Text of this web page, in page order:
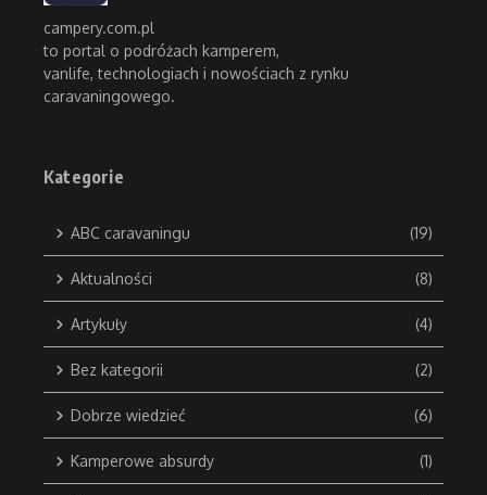
campery.com.pl
to portal o podróżach kamperem,
vanlife, technologiach i nowościach z rynku
caravaningowego.
Kategorie
ABC caravaningu (19)
Aktualności (8)
Artykuły (4)
Bez kategorii (2)
Dobrze wiedzieć (6)
Kamperowe absurdy (1)